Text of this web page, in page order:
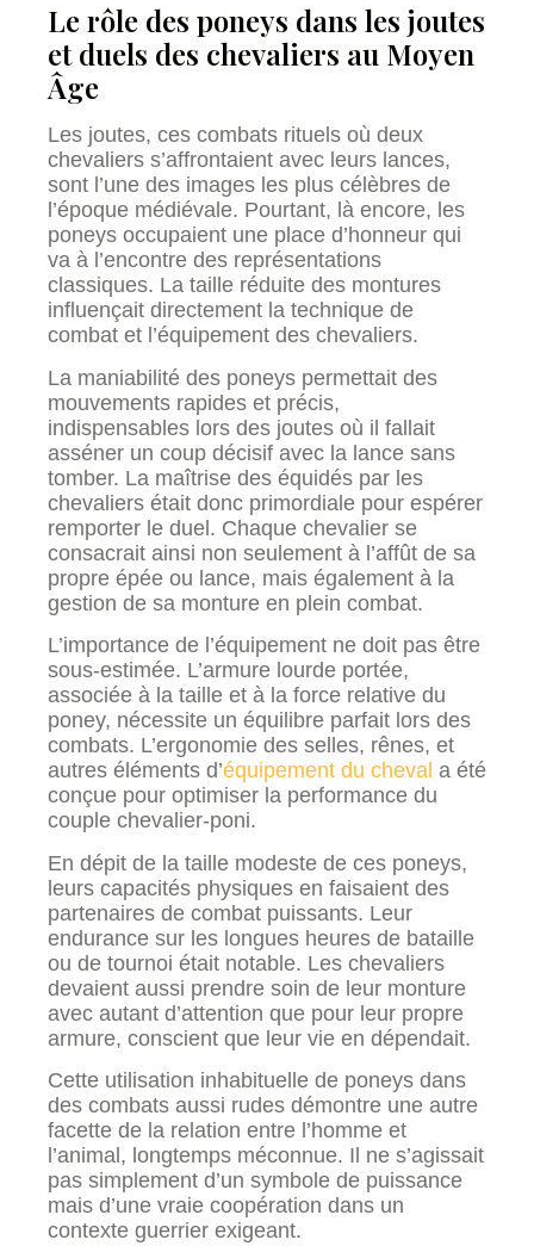
Le rôle des poneys dans les joutes
et duels des chevaliers au Moyen
Âge
Les joutes, ces combats rituels où deux
chevaliers s’affrontaient avec leurs lances,
sont l’une des images les plus célèbres de
l’époque médiévale. Pourtant, là encore, les
poneys occupaient une place d’honneur qui
va à l’encontre des représentations
classiques. La taille réduite des montures
influençait directement la technique de
combat et l’équipement des chevaliers.
La maniabilité des poneys permettait des
mouvements rapides et précis,
indispensables lors des joutes où il fallait
asséner un coup décisif avec la lance sans
tomber. La maîtrise des équidés par les
chevaliers était donc primordiale pour espérer
remporter le duel. Chaque chevalier se
consacrait ainsi non seulement à l’affût de sa
propre épée ou lance, mais également à la
gestion de sa monture en plein combat.
L’importance de l’équipement ne doit pas être
sous-estimée. L’armure lourde portée,
associée à la taille et à la force relative du
poney, nécessite un équilibre parfait lors des
combats. L’ergonomie des selles, rênes, et
autres éléments d’équipement du cheval a été
conçue pour optimiser la performance du
couple chevalier-poni.
En dépit de la taille modeste de ces poneys,
leurs capacités physiques en faisaient des
partenaires de combat puissants. Leur
endurance sur les longues heures de bataille
ou de tournoi était notable. Les chevaliers
devaient aussi prendre soin de leur monture
avec autant d’attention que pour leur propre
armure, conscient que leur vie en dépendait.
Cette utilisation inhabituelle de poneys dans
des combats aussi rudes démontre une autre
facette de la relation entre l’homme et
l’animal, longtemps méconnue. Il ne s’agissait
pas simplement d’un symbole de puissance
mais d’une vraie coopération dans un
contexte guerrier exigeant.